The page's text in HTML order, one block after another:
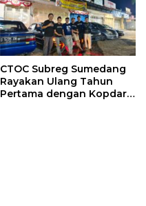
CTOC Subreg Sumedang
Rayakan Ulang Tahun
Pertama dengan Kopdar